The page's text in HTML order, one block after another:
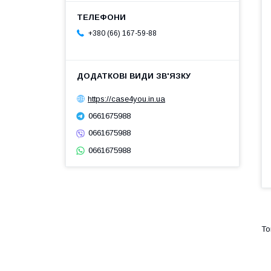
+380 (66) 167-59-88
https://case4you.in.ua
0661675988
0661675988
0661675988